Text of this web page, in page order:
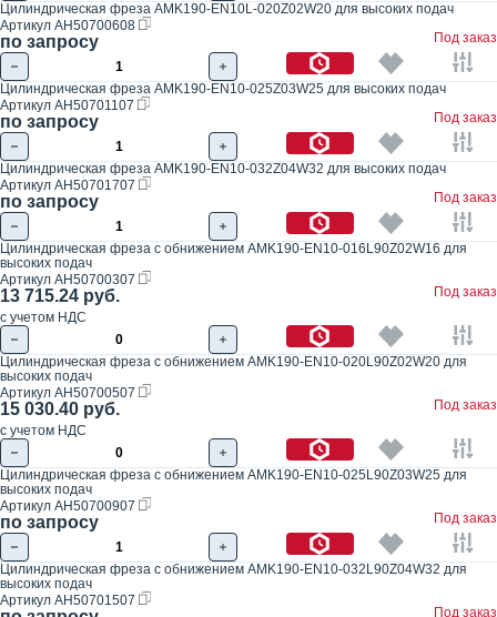
Цилиндрическая фреза AMK190-EN10L-020Z02W20 для высоких подач
Артикул AH50700608
по запросу Под заказ
Цилиндрическая фреза AMK190-EN10-025Z03W25 для высоких подач
Артикул AH50701107
по запросу Под заказ
Цилиндрическая фреза AMK190-EN10-032Z04W32 для высоких подач
Артикул AH50701707
по запросу Под заказ
Цилиндрическая фреза с обнижением AMK190-EN10-016L90Z02W16 для
высоких подач
Артикул AH50700307
13 715.24 руб.
с учетом НДС
Под заказ
Цилиндрическая фреза с обнижением AMK190-EN10-020L90Z02W20 для
высоких подач
Артикул AH50700507
15 030.40 руб.
с учетом НДС
Под заказ
Цилиндрическая фреза с обнижением AMK190-EN10-025L90Z03W25 для
высоких подач
Артикул AH50700907
по запросу Под заказ
Цилиндрическая фреза с обнижением AMK190-EN10-032L90Z04W32 для
высоких подач
Артикул AH50701507
Под заказ